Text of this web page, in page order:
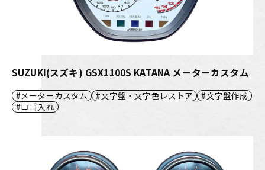
SUZUKI(スズキ) GSX1100S KATANA メーターカスタム
メーターカスタム 文字盤・文字色レストア
文字盤作成
ロゴ入れ